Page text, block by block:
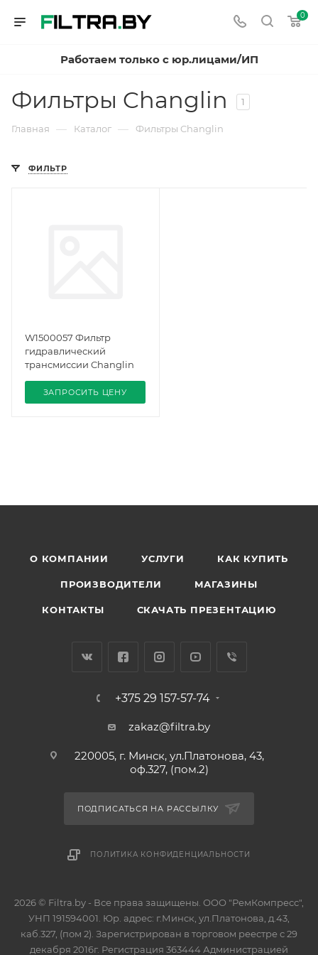
0
Работаем только с юр.лицами/ИП
Фильтры Changlin 1
Главная — Каталог — Фильтры Changlin
ФИЛЬТР
W1500057 Фильтр
гидравлический
трансмиссии Changlin
ЗАПРОСИТЬ ЦЕНУ
О КОМПАНИИ УСЛУГИ КАК КУПИТЬ
ПРОИЗВОДИТЕЛИ МАГАЗИНЫ
КОНТАКТЫ СКАЧАТЬ ПРЕЗЕНТАЦИЮ
+375 29 157-57-74
zakaz@filtra.by
220005, г. Минск, ул.Платонова, 43,
оф.327, (пом.2)
ПОДПИСАТЬСЯ НА РАССЫЛКУ
ПОЛИТИКА КОНФИДЕНЦИАЛЬНОСТИ
2026 © Filtra.by - Все права защищены. ООО "РемКомпресс",
УНП 191594001. Юр. адрес: г.Минск, ул.Платонова, д.43,
каб.327, (пом 2). Зарегистрирован в торговом реестре с 29
декабря 2016г. Регистрация 363444 Администрацией